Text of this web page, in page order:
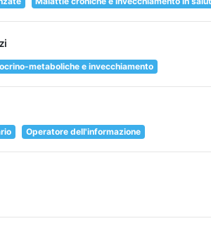
metaboliche e invecchiamento
Operatore dell'informazione